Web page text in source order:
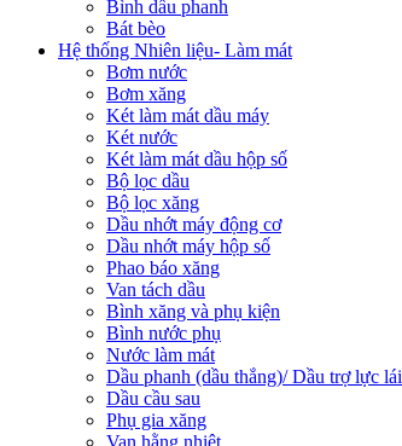
Bình dầu phanh
Bát bèo
Hệ thống Nhiên liệu- Làm mát
Bơm nước
Bơm xăng
Két làm mát dầu máy
Két nước
Két làm mát dầu hộp số
Bộ lọc dầu
Bộ lọc xăng
Dầu nhớt máy động cơ
Dầu nhớt máy hộp số
Phao báo xăng
Van tách dầu
Bình xăng và phụ kiện
Bình nước phụ
Nước làm mát
Dầu phanh (dầu thắng)/ Dầu trợ lực lái
Dầu cầu sau
Phụ gia xăng
Van hằng nhiệt